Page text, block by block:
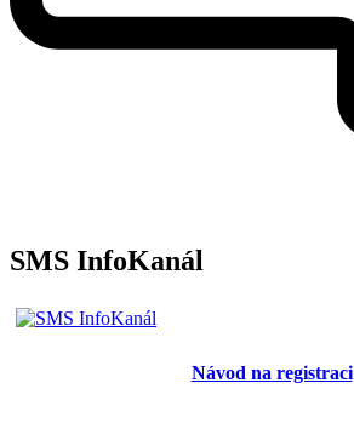
SMS InfoKanál
Návod na registraci